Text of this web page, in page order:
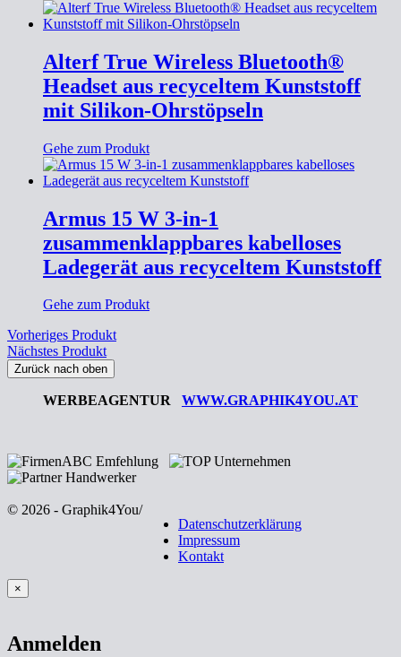
Alterf True Wireless Bluetooth®
Headset aus recyceltem Kunststoff
mit Silikon-Ohrstöpseln
Gehe zum Produkt
Armus 15 W 3-in-1
zusammenklappbares kabelloses
Ladegerät aus recyceltem Kunststoff
Gehe zum Produkt
Vorheriges Produkt
Nächstes Produkt
Zurück nach oben
WERBEAGENTUR WWW.GRAPHIK4YOU.AT
© 2026 - Graphik4You/
Datenschutzerklärung
Impressum
Kontakt
×
Anmelden